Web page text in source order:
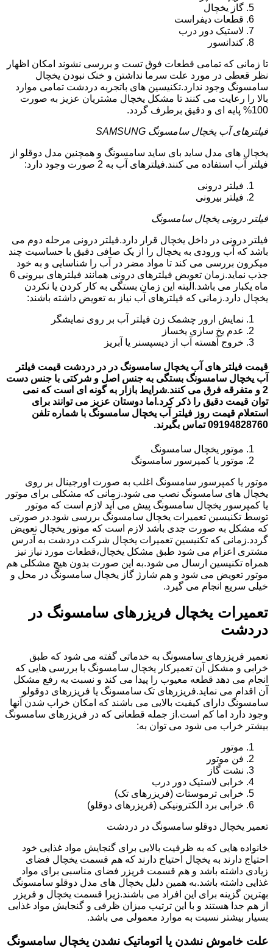
گاز یخچال
قطعات دیفراست
لاستیک دور درب
کندانسور
تا زمانی که تمامی قطعات فوق تست و بررسی نشوند امکان اظهار
نظر قعطی در مورد علت سرما نداشتن و خنک نبودن یخچال
سامسونگ وجود ندارد.تکنیسین های باتجربه دردشت تمامی موارد
بالا را رعایت می کنند تا مشکل یخچال مشتریان عزیز به صورت
100% پایه ای و دقیق برطرف گردد.
فیلترهای آب یخچال سامسونگ SAMSUNG
یخچال های مدل ساید بای ساید سامسونگ و همچنین مدل دوقلو از
فیلتر آب استفاده می کنند.فیلترهای آب به 2 صورت وجود دارد:
فیلتر درونی
فیلتر بیرونی
فیلتر درونی یخچال سامسونگ
فیلتر درونی در داخل یخچال قرار دارد.فیلتر درونی مرحله دوم می
باشد که آب ورودی به یخچال را از یک صافی دقیق با حساسیت چند
میکرون بررسی می کند تا مواد مضر در آب را شناسایی و به خود
جذب نماید.زمان تعویض فیلترهای درونی همانند فیلترهای بیرونی 6
ماه یکبار می باشد.البته این زمان بستگی به کار کردن یا نکردن
یخچال دارد.زمانی که فیلترهای آب نیاز به تعویض داشته باشند:
نمایش ارور چشمک زن فیلتر آب بر روی نمایشگر
عدم یخ سازی یخساز
خروج آهسته آب از دیسپسنر یا آبریز
قیمت فیلتر های آب یخچال سامسونگ در در دردشت قیمت فیلتر
آب یخچال سامسونگ بستگی به جنس اصل و شرکتی با جنس دست
2 و متفرقه فرق می کنند.شرایط بازار به گونه ای است که نمی
توان قیمت دقیق را ذکر کرد.اما دوستان عزیز می توانند برای
استعلام قیمت روز فیلتر آب یخچال سامسونگ با شماره تلفن
09194828760 تماس بگیرند.
موتور یخچال سامسونگ
موتور یا کمپرسور سامسونگ
موتور یا کمپرسور سامسونگ اغلب به صورت اورجینال بر روی
یخچال های سامسونگ نصب می شود.زمانی که مشکلی برای موتور
یا کمپرسور یخچال سامسونگ پیش می آید لازم است که موتور
توسط تکنیسین تعمیرات یخچال سامسونگ بررسی شود.در صورتی
که مشکل به صورت جدی باشد لازم است که موتور یخچال تعویض
گردد.زمانی که تکنیسین تعمیرات یخچال شرکت دردشت به آدرس
مشتری اعزام می شود طبق مشکل یخچال،قطعات مورد نیاز نیز
همراه تکنیسین ارسال می شود.به این صورت بدون هیچ مشکلی هم
موتور تعویض می شود و هم شارژ گاز یخچال سامسونگ در محل و
خیلی سریع انجام می گیرد.
تعمیرات یخچال فریزرهای سامسونگ در
دردشت
تعمیر فریزرهای سامسونگ به خدماتی گفته می شود که طبق
خرابی و مشکل آن تعمیرکار یخچال سامسونگ با بررسی هایی که
انجام می دهد قطعه معیوب را پیدا می کند و نسبت به رفع مشکل
آن اقدام می نماید.فریزرهای تک سامسونگ یا فریزرهای دوقولو
سامسونگ دارای کیفیت بالایی می باشند که امکان خراب شدن آنها
وجود دارد اما کم است.از جمله قطعاتی که در فریزرهای سامسونگ
بیشتر خراب می شود می توان به:
موتور
فن موتور
نشت گاز
خرابی لاستیک دور درب
خرابی ترموستات (فریزرهای تک)
خرابی برد الکترونیکی (فریزرهای دوقلو)
تعمیر یخچال دوقلو سامسونگ در دردشت
خانواده هایی که به ظرفیت بالایی برای گنجایش مواد غذایی خود
احتیاج دارند به یخچال احتیاج دارند که هم قسمت یخچال فضای
زیادی داشته باشد و هم قسمت فریزر فضای مناسبی برای مواد
غذایی داشته باشد.به همین دلیل یخچال های مدل دوقلو سامسونگ
بهترین گزینه برای این افراد می باشند.زیرا قسمت یخچال و فریزر
از هم جدا هستند و با این ترتیب میزان ظرفی و گنجایش مواد غذایی
بسیار بیشتر نسبت به موارد معمولی می باشد.
علت خاموش نشدن یا اتوماتیک نشدن یخچال سامسونگ